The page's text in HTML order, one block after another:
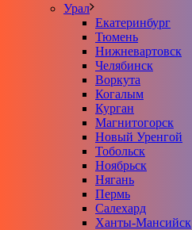
Урал
Екатеринбург
Тюмень
Нижневартовск
Челябинск
Воркута
Когалым
Курган
Магнитогорск
Новый Уренгой
Тобольск
Ноябрьск
Нягань
Пермь
Салехард
Ханты-Мансийск